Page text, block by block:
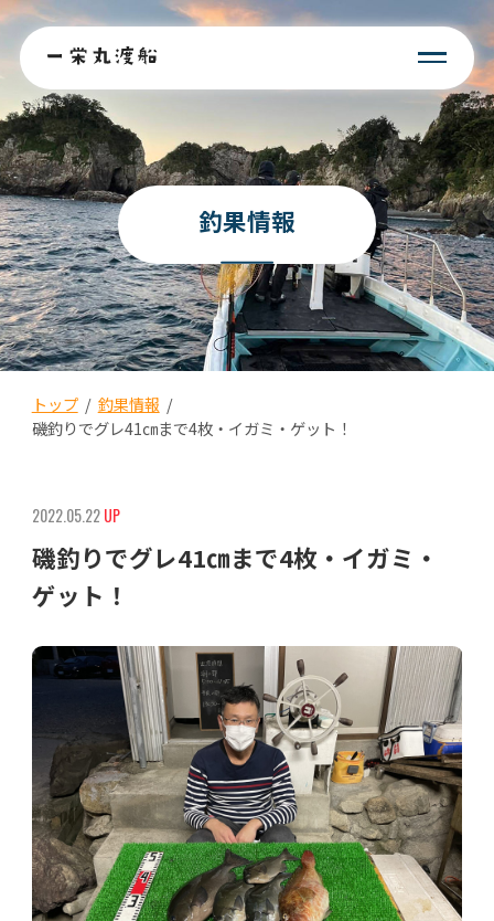
釣果情報
トップ/ 釣果情報 /
磯釣りでグレ41㎝まで4枚・イガミ・ゲット！
2022.05.22UP
磯釣りでグレ41㎝まで4枚・イガミ・
ゲット！